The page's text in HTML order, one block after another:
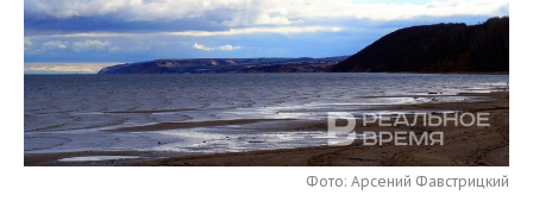
НЕФТЕХИМИЯ
НЕФТЬ
ОПК
ЭНЕРГЕТИКА
РОЗНИЧНАЯ ТОРГОВЛЯ
ТРАНСПОРТ
УСЛУГИ
НОВОСТИ ТЕХНОЛОГИЙ
IT
МЕДИА
МЕРОПРИЯТИЯ
НОВОСТИ МЕРОПРИЯТИЙ
ВЫЕЗДНАЯ РЕДАКЦИЯ
СПОРТ
НОВОСТИ СПОРТА
ОБЩЕСТВО
Фото: Арсений Фавстрицкий